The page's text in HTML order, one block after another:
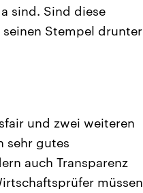
sind. Sind diese
Stempel drunter
und zwei weiteren
sehr gutes
auch Transparenz
müssen